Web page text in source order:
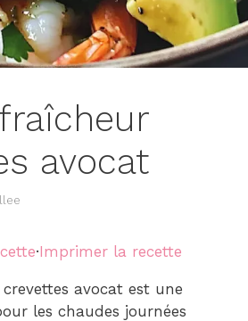
avocat
·Imprimer la recette
avocat est une
les chaudes journées